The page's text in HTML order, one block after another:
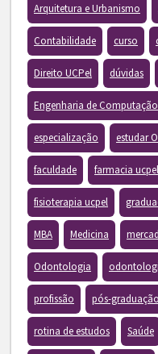
Arquitetura e Urbanismo
Contabilidade curso
Direito UCPel dúvidas
Engenharia de Computação
especialização estudar
faculdade farmacia ucpel
fisioterapia ucpel
MBA Medicina
Odontologia
profissão pós-graduação
rotina de estudos Saúde